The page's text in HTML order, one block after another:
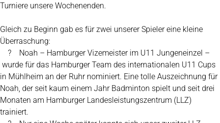
Turniere unsere Wochenenden.
Gleich zu Beginn gab es für zwei unserer Spieler eine kleine
Überraschung:
? Noah – Hamburger Vizemeister im U11 Jungeneinzel –
wurde für das Hamburger Team des internationalen U11 Cups
in Mühlheim an der Ruhr nominiert. Eine tolle Auszeichnung für
Noah, der seit kaum einem Jahr Badminton spielt und seit drei
Monaten am Hamburger Landesleistungszentrum (LLZ)
trainiert.